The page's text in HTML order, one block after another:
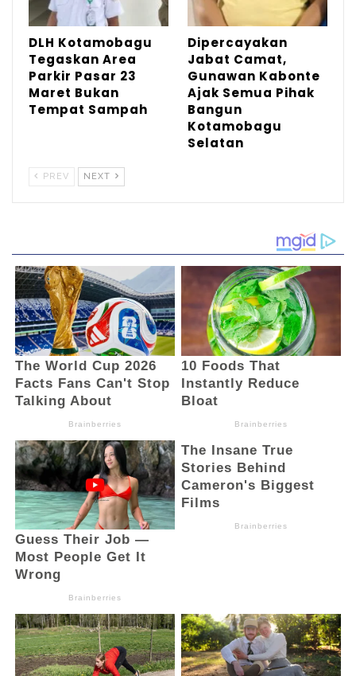
Penjabat Sangadi Bongkudai menggantikan
Delly Mamonto. Sebelum diangkat sebagai
Penjabat Sangadi, Arsal terlebih dahulu
ditunjuk sebagai pelaksana harian (PLH)
Sangadi di desa itu. (BM)
DLH Kotamobagu
Tegaskan Area
Parkir Pasar 23
Maret Bukan
Tempat Sampah
Dipercayakan
Jabat Camat,
Gunawan Kabonte
Ajak Semua Pihak
Bangun
Kotamobagu
Selatan
PREV NEXT